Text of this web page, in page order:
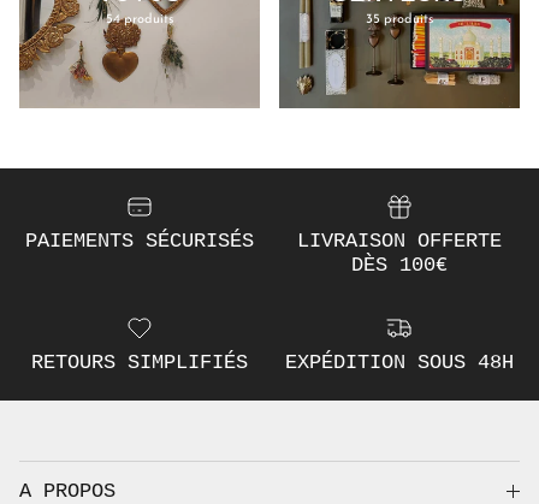
54 produits 35 produits
PAIEMENTS SÉCURISÉS
LIVRAISON OFFERTE
DÈS 100€
RETOURS SIMPLIFIÉS EXPÉDITION SOUS 48H
A PROPOS